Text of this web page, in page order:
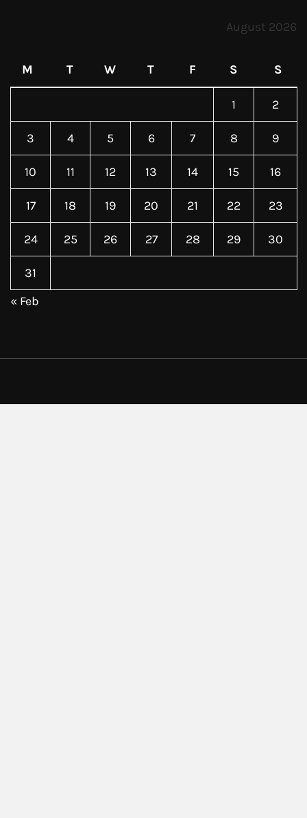
August 2026
M T W T F S S
1 2
3 4 5 6 7 8 9
10 11 12 13 14 15 16
17 18 19 20 21 22 23
24 25 26 27 28 29 30
31
« Feb